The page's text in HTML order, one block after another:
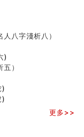
的缘分？
缘结婚？
八字淺析八）
)
）
)
)
更多>>